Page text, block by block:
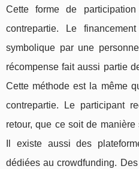
Cette forme de
contrepartie. Le
symbolique par une
récompense fait aussi partie
Cette méthode est la même
contrepartie. Le participant
retour, que ce soit de
Il existe aussi des
dédiées au crowdfunding.